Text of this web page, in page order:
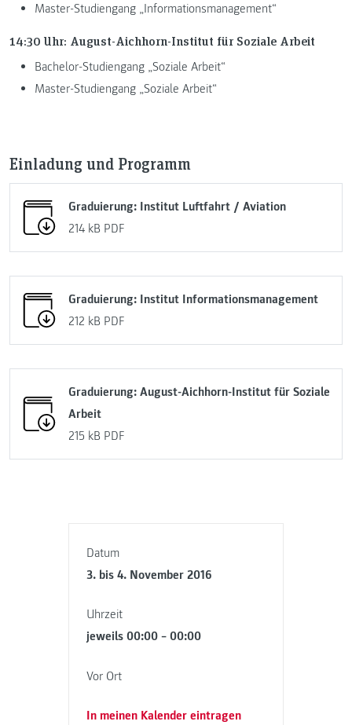
Datum
3. bis 4. November 2016
Uhrzeit
jeweils 00:00 – 00:00
Vor Ort
In meinen Kalender eintragen
Master-Studiengang „Informationsmanagement“
14:30 Uhr: August-Aichhorn-Institut für Soziale Arbeit
Bachelor-Studiengang „Soziale Arbeit“
Master-Studiengang „Soziale Arbeit“
Einladung und Programm
Graduierung: Institut Luftfahrt / Aviation
214 kB PDF
Graduierung: Institut Informationsmanagement
212 kB PDF
Graduierung: August-Aichhorn-Institut für Soziale
Arbeit
215 kB PDF